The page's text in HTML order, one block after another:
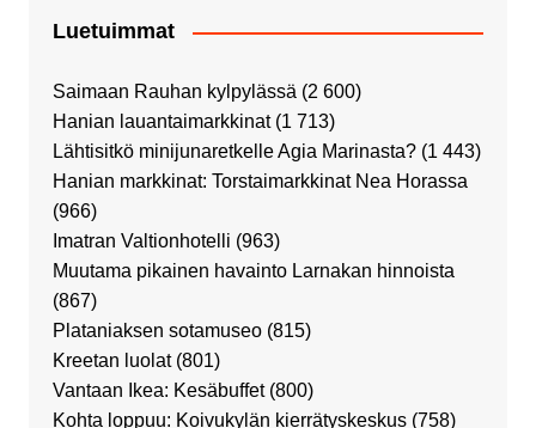
Luetuimmat
Saimaan Rauhan kylpylässä (2 600)
Hanian lauantaimarkkinat (1 713)
Lähtisitkö minijunaretkelle Agia Marinasta? (1 443)
Hanian markkinat: Torstaimarkkinat Nea Horassa
(966)
Imatran Valtionhotelli (963)
Muutama pikainen havainto Larnakan hinnoista
(867)
Plataniaksen sotamuseo (815)
Kreetan luolat (801)
Vantaan Ikea: Kesäbuffet (800)
Kohta loppuu: Koivukylän kierrätyskeskus (758)